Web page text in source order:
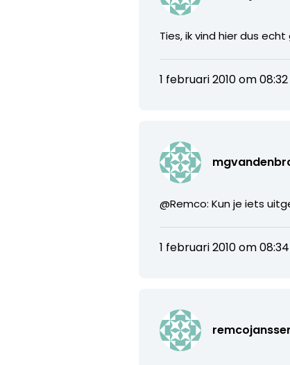
Ties, ik vind hier dus
1 februari 2010 om 08:32
@Remco: Kun je iets
1 februari 2010 om 08:34